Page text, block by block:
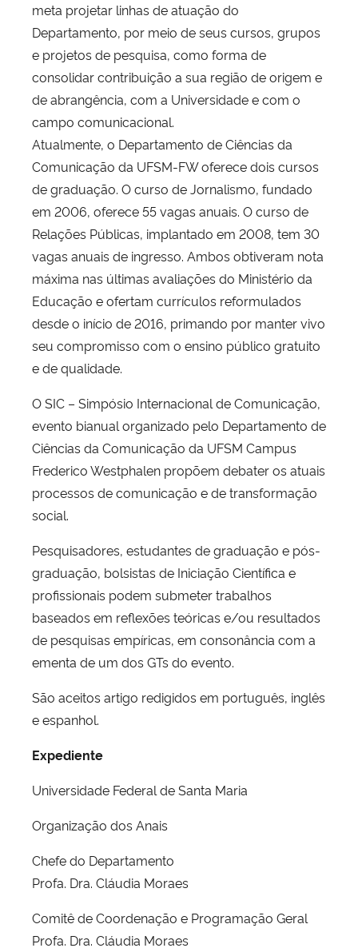
meta projetar linhas de atuação do
Departamento, por meio de seus cursos, grupos
e projetos de pesquisa, como forma de
consolidar contribuição a sua região de origem e
de abrangência, com a Universidade e com o
campo comunicacional.
Atualmente, o Departamento de Ciências da
Comunicação da UFSM-FW oferece dois cursos
de graduação. O curso de Jornalismo, fundado
em 2006, oferece 55 vagas anuais. O curso de
Relações Públicas, implantado em 2008, tem 30
vagas anuais de ingresso. Ambos obtiveram nota
máxima nas últimas avaliações do Ministério da
Educação e ofertam currículos reformulados
desde o início de 2016, primando por manter vivo
seu compromisso com o ensino público gratuito
e de qualidade.
O SIC – Simpósio Internacional de Comunicação,
evento bianual organizado pelo Departamento de
Ciências da Comunicação da UFSM Campus
Frederico Westphalen propõem debater os atuais
processos de comunicação e de transformação
social.
Pesquisadores, estudantes de graduação e pós-
graduação, bolsistas de Iniciação Científica e
profissionais podem submeter trabalhos
baseados em reflexões teóricas e/ou resultados
de pesquisas empíricas, em consonância com a
ementa de um dos GTs do evento.
São aceitos artigo redigidos em português, inglês
e espanhol.
Expediente
Universidade Federal de Santa Maria
Organização dos Anais
Chefe do Departamento
Profa. Dra. Cláudia Moraes
Comitê de Coordenação e Programação Geral
Profa. Dra. Cláudia Moraes